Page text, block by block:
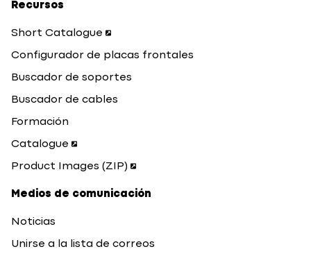
Recursos
Short Catalogue
Configurador de placas frontales
Buscador de soportes
Buscador de cables
Formación
Catalogue
Product Images (ZIP)
Medios de comunicación
Noticias
Unirse a la lista de correos